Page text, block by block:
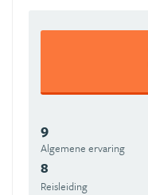
9
Algemene ervaring
8
Reisleiding